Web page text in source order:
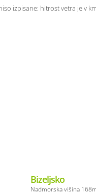
izpisane: hitrost vetra je v
Bizeljsko
Nadmorska višina